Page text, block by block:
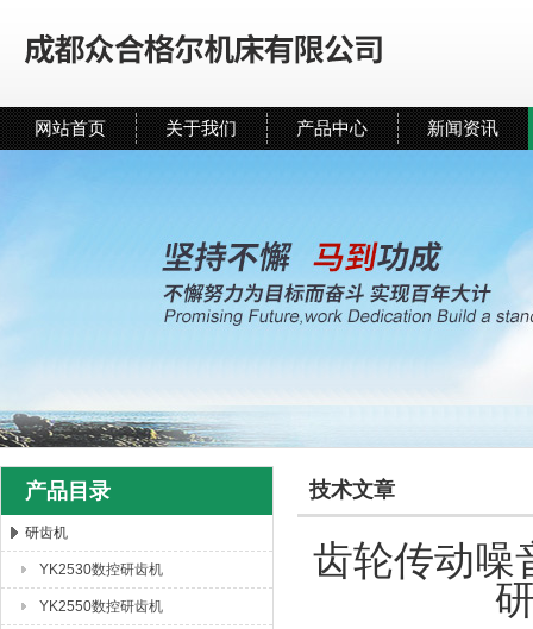
成都众合格尔机床有限公司
网站首页 关于我们 产品中心 新闻资讯
产品目录
研齿机
YK2530数控研齿机
YK2550数控研齿机
技术文章
齿轮传动噪